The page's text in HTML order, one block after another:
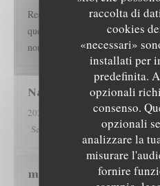
raccolta di
cookies
«necessari»
installati per
predefinita.
opzionali
consenso.
opzionali
analizzare la
misurare
fornire
Restaurant l épicurien est pour
que les clients soient autorisés à
non fumeurs Pas de mauvaise
Nathan
2026-08-01
- 19:30 - Ospiti 2
Servizio
Atmosfera:4/5
martine